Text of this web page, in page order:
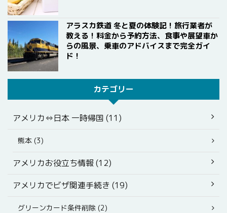
アラスカ鉄道 冬と夏の体験記！旅行業者が
教える！料金から予約方法、食事や展望車か
らの風景、乗車のアドバイスまで完全ガイ
ド！
カテゴリー
アメリカ⇔日本 一時帰国 (11)
熊本 (3)
アメリカお役立ち情報 (12)
アメリカでビザ関連手続き (19)
グリーンカード条件削除 (2)